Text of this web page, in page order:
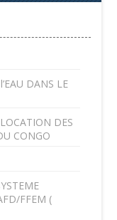
DANS LE
DES
CONGO
FFEM (